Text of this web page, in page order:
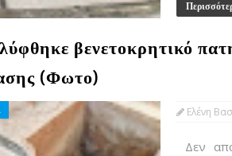
βενετοκρητικό
(Φωτο)
Ελένη
Δεν